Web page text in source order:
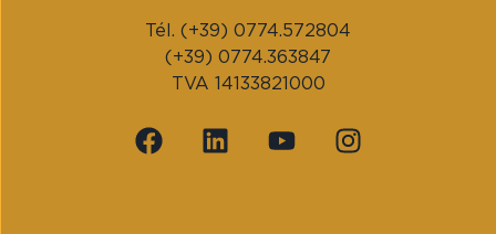
Tél. (+39) 0774.572804
(+39) 0774.363847
TVA 14133821000